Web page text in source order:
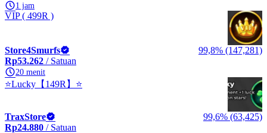
1 jam
VIP ( 499R )
Store4Smurfs
99,8% (147,281)
Rp53.262 / Satuan
20 menit
⭐Lucky【149R】⭐
TraxStore
99,6% (63,425)
Rp24.880 / Satuan